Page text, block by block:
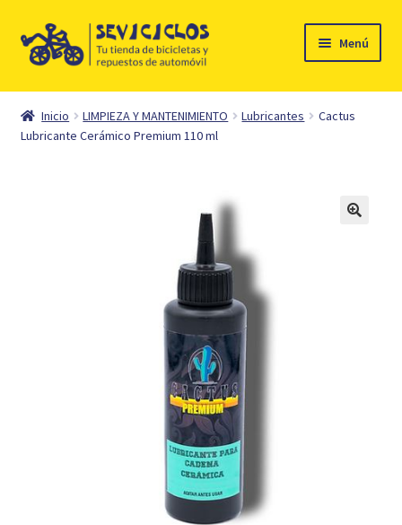
Ir
Ir
al
Menú
Inicio
Ciclismo
hijo
Inicio LIMPIEZA Y MANTENIMIENTO Lubricantes
Cactus
Lubricante Cerámico Premium 110 ml